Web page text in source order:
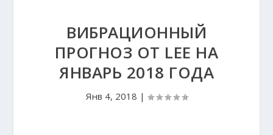
ВИБРАЦИОННЫЙ
ПРОГНОЗ ОТ LEE НА
ЯНВАРЬ 2018 ГОДА
Янв 4, 2018 |